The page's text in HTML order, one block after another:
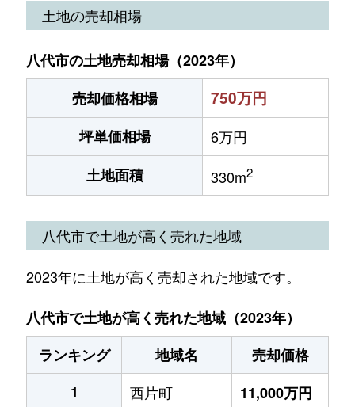
土地の売却相場
八代市の土地売却相場（2023年）
売却価格相場
750万円
坪単価相場
6万円
土地面積
330m2
八代市で土地が高く売れた地域
2023年に土地が高く売却された地域です。
八代市で土地が高く売れた地域（2023年）
ランキング
地域名
売却価格
1
西片町
11,000万円